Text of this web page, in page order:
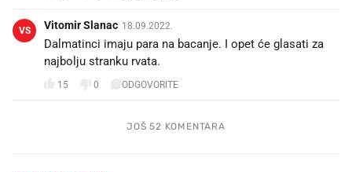
VS Vitomir Slanac 18.09.2022.
Dalmatinci imaju para na bacanje. I opet će glasati za
najbolju stranku rvata.
15 0 ODGOVORITE
JOŠ 52 KOMENTARA